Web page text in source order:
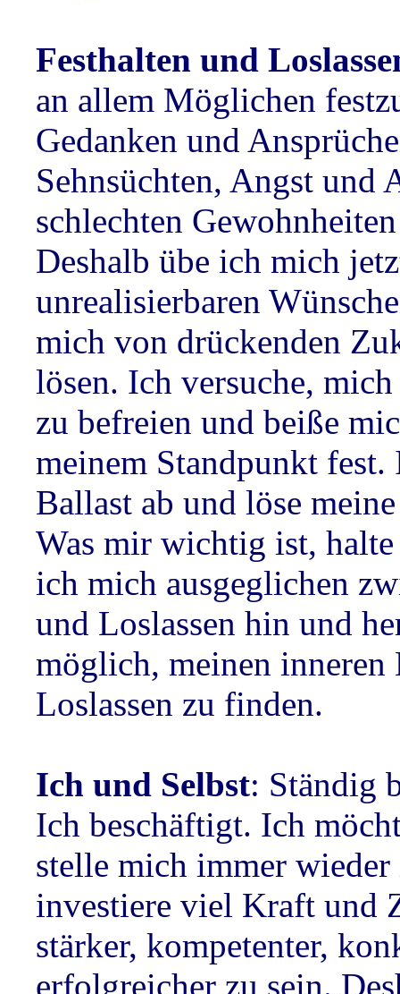
Festhalten und
an allem Möglichen
Gedanken und
Sehnsüchten, Angst und
schlechten
Deshalb übe ich mich
unrealisierbaren
mich von drückenden
lösen. Ich versuche,
zu befreien und beiße
meinem Standpunkt
Ballast ab und löse
Was mir wichtig ist,
ich mich ausgeglichen
und Loslassen hin und
möglich, meinen
Loslassen zu finden.
Ich und Selbst: Ständig
Ich beschäftigt. Ich
stelle mich immer
investiere viel Kraft und
stärker, kompetenter,
erfolgreicher zu sein.